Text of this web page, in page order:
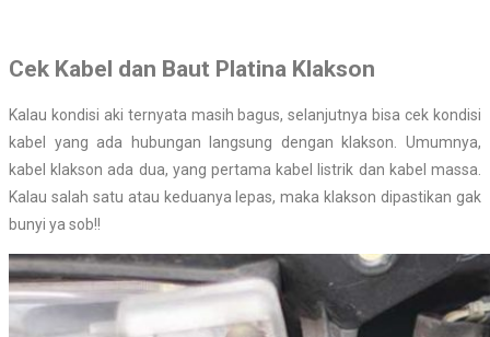
Cek Kabel dan Baut Platina Klakson
Kalau kondisi aki ternyata masih bagus, selanjutnya bisa cek kondisi
kabel yang ada hubungan langsung dengan klakson. Umumnya,
kabel klakson ada dua, yang pertama kabel listrik dan kabel massa.
Kalau salah satu atau keduanya lepas, maka klakson dipastikan gak
bunyi ya sob!!